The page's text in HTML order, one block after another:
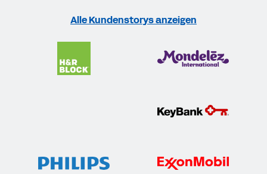
Alle Kundenstorys anzeigen